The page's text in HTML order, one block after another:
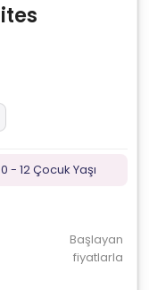
0 - 12 Çocuk Yaşı
Başlayan
fiyatlarla